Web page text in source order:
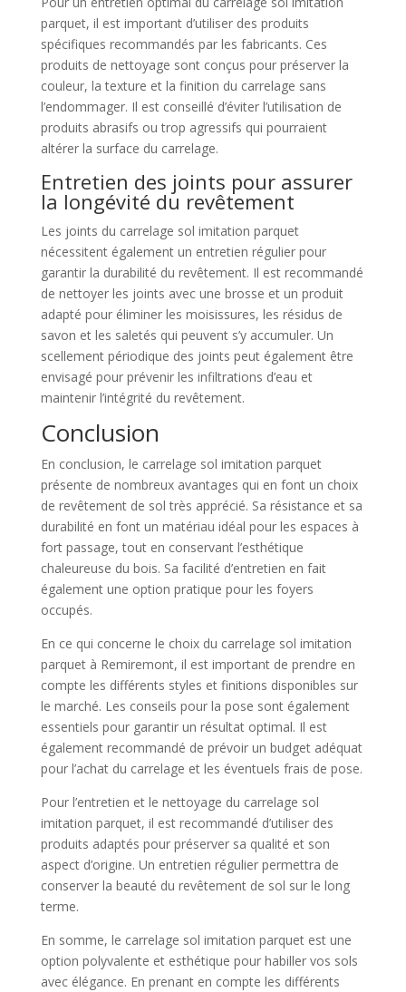
parquet, il est important d’utiliser des produits
spécifiques recommandés par les fabricants. Ces
produits de nettoyage sont conçus pour préserver la
couleur, la texture et la finition du carrelage sans
l’endommager. Il est conseillé d’éviter l’utilisation de
produits abrasifs ou trop agressifs qui pourraient
altérer la surface du carrelage.
Entretien des joints pour assurer
la longévité du revêtement
Les joints du carrelage sol imitation parquet
nécessitent également un entretien régulier pour
garantir la durabilité du revêtement. Il est recommandé
de nettoyer les joints avec une brosse et un produit
adapté pour éliminer les moisissures, les résidus de
savon et les saletés qui peuvent s’y accumuler. Un
scellement périodique des joints peut également être
envisagé pour prévenir les infiltrations d’eau et
maintenir l’intégrité du revêtement.
Conclusion
En conclusion, le carrelage sol imitation parquet
présente de nombreux avantages qui en font un choix
de revêtement de sol très apprécié. Sa résistance et sa
durabilité en font un matériau idéal pour les espaces à
fort passage, tout en conservant l’esthétique
chaleureuse du bois. Sa facilité d’entretien en fait
également une option pratique pour les foyers
occupés.
En ce qui concerne le choix du carrelage sol imitation
parquet à Remiremont, il est important de prendre en
compte les différents styles et finitions disponibles sur
le marché. Les conseils pour la pose sont également
essentiels pour garantir un résultat optimal. Il est
également recommandé de prévoir un budget adéquat
pour l’achat du carrelage et les éventuels frais de pose.
Pour l’entretien et le nettoyage du carrelage sol
imitation parquet, il est recommandé d’utiliser des
produits adaptés pour préserver sa qualité et son
aspect d’origine. Un entretien régulier permettra de
conserver la beauté du revêtement de sol sur le long
terme.
En somme, le carrelage sol imitation parquet est une
option polyvalente et esthétique pour habiller vos sols
avec élégance. En prenant en compte les différents